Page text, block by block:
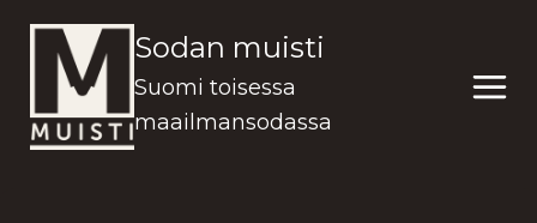
sisältöön
Sodan muisti
Suomi toisessa
maailmansodassa